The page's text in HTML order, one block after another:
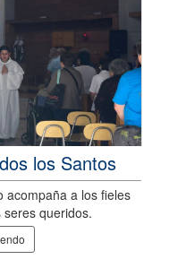
los Santos
acompaña a los fieles
queridos.